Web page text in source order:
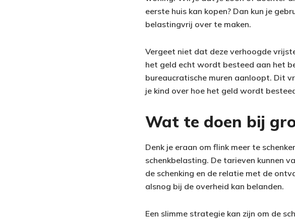
eerste huis kan kopen? Dan kun je
belastingvrij over te maken.
Vergeet niet dat deze verhoogde
het geld echt wordt besteed aan het
bureaucratische muren aanloopt. Dit
je kind over hoe het geld wordt
Wat te doen bij
Denk je eraan om flink meer te
schenkbelasting. De tarieven kunnen
de schenking en de relatie met de
alsnog bij de overheid kan belanden.
Een slimme strategie kan zijn om de